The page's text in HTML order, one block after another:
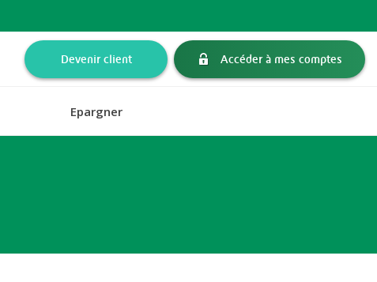
Devenir client Accéder à mes comptes
Epargner